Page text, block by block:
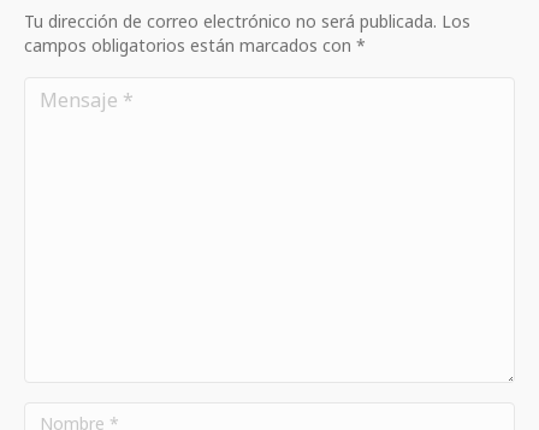
Tu dirección de correo electrónico no será publicada. Los
campos obligatorios están marcados con *